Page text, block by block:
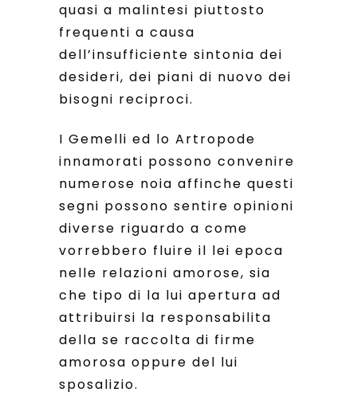
quasi a malintesi piuttosto
frequenti a causa
dell’insufficiente sintonia dei
desideri, dei piani di nuovo dei
bisogni reciproci.
I Gemelli ed lo Artropode
innamorati possono convenire
numerose noia affinche questi
segni possono sentire opinioni
diverse riguardo a come
vorrebbero fluire il lei epoca
nelle relazioni amorose, sia
che tipo di la lui apertura ad
attribuirsi la responsabilita
della se raccolta di firme
amorosa oppure del lui
sposalizio.